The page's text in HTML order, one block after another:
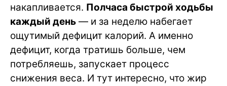
накапливается. Полчаса быстрой ходьбы
каждый день — и за неделю набегает
ощутимый дефицит калорий. А именно
дефицит, когда тратишь больше, чем
потребляешь, запускает процесс
снижения веса. И тут интересно, что жир